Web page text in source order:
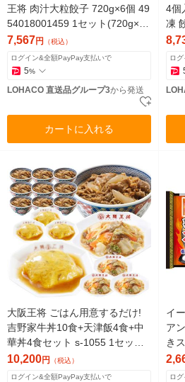
王将 肉汁大粒餃子 720g×6個 49
54018001459 1セット(720g×6
個)（直送品）
7,567円 （税込）
ログイン&全額PayPay支払いで
5%
LOHACO 直送品グループ3から発送
カートに入れる
4個
凍
ず
ロ
大阪王将 ごはん用意するだけ!
吉野家牛丼10食+天津飯4食+中
華丼4食セット s-1055 1セット
（直送品）
10,200円 （税込）
ログイン&全額PayPay支払いで
イ
ア
き
ロ